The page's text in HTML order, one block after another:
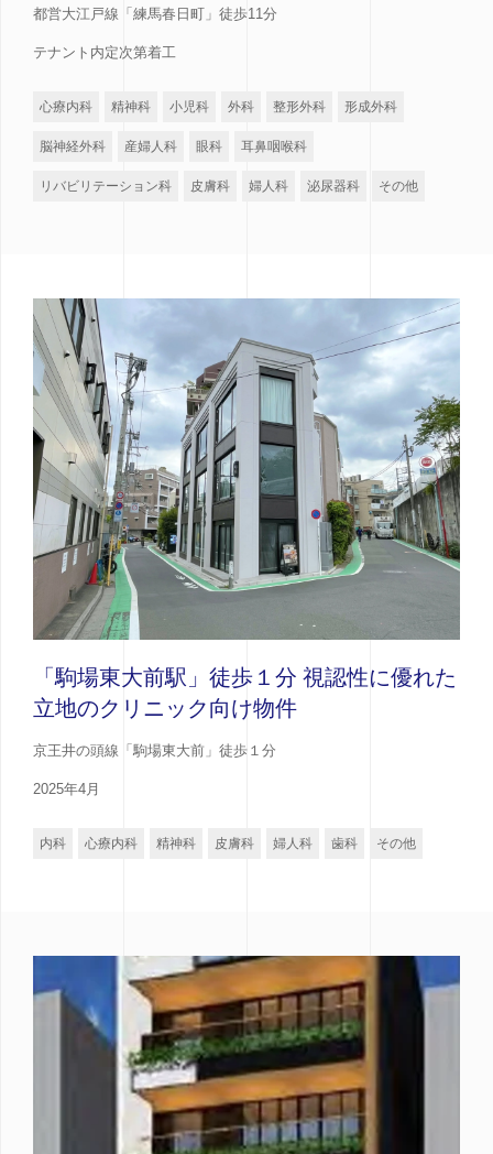
都営大江戸線「練馬春日町」徒歩11分
テナント内定次第着工
心療内科 精神科 小児科 外科 整形外科 形成外科
脳神経外科 産婦人科 眼科 耳鼻咽喉科
リバビリテーション科 皮膚科 婦人科 泌尿器科 その他
「駒場東大前駅」徒歩１分 視認性に優れた
立地のクリニック向け物件
京王井の頭線「駒場東大前」徒歩１分
2025年4月
内科 心療内科 精神科 皮膚科 婦人科 歯科 その他